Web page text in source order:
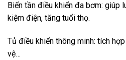
Biến tần điều khiển đa bơm: giúp
kiệm điện, tăng tuổi thọ.
Tủ điều khiển thông minh: tích
vệ…